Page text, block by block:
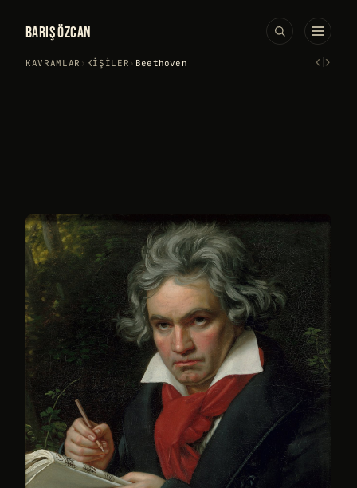
BARIŞ ÖZCAN
KAVRAMLAR › KIŞILER › Beethoven ‹›